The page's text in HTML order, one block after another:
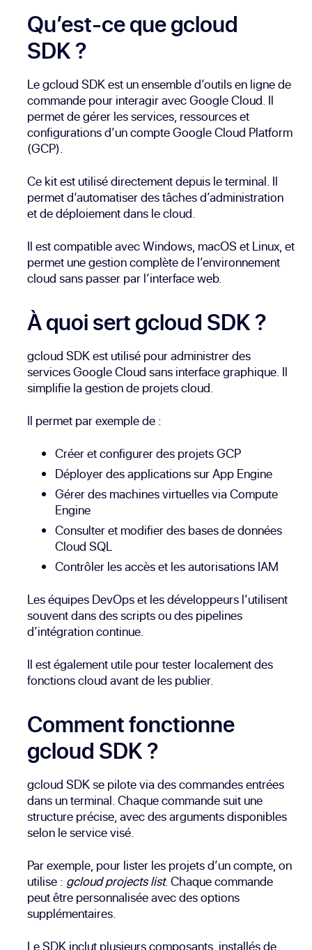
Qu’est-ce que gcloud
SDK ?
Le gcloud SDK est un ensemble d’outils en ligne de
commande pour interagir avec Google Cloud. Il
permet de gérer les services, ressources et
configurations d’un compte Google Cloud Platform
(GCP).
Ce kit est utilisé directement depuis le terminal. Il
permet d’automatiser des tâches d’administration
et de déploiement dans le cloud.
Il est compatible avec Windows, macOS et Linux, et
permet une gestion complète de l’environnement
cloud sans passer par l’interface web.
À quoi sert gcloud SDK ?
gcloud SDK est utilisé pour administrer des
services Google Cloud sans interface graphique. Il
simplifie la gestion de projets cloud.
Il permet par exemple de :
Créer et configurer des projets GCP
Déployer des applications sur App Engine
Gérer des machines virtuelles via Compute
Engine
Consulter et modifier des bases de données
Cloud SQL
Contrôler les accès et les autorisations IAM
Les équipes DevOps et les développeurs l’utilisent
souvent dans des scripts ou des pipelines
d’intégration continue.
Il est également utile pour tester localement des
fonctions cloud avant de les publier.
Comment fonctionne
gcloud SDK ?
gcloud SDK se pilote via des commandes entrées
dans un terminal. Chaque commande suit une
structure précise, avec des arguments disponibles
selon le service visé.
Par exemple, pour lister les projets d’un compte, on
utilise : gcloud projects list. Chaque commande
peut être personnalisée avec des options
supplémentaires.
Le SDK inclut plusieurs composants, installés de